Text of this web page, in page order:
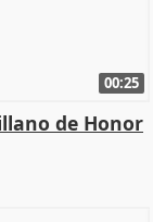
00:25
de Honor